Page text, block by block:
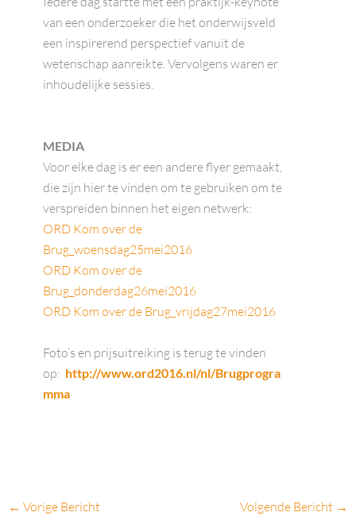
van een onderzoeker die het onderwijsveld
een inspirerend perspectief vanuit de
wetenschap aanreikte. Vervolgens waren er
inhoudelijke sessies.
MEDIA
Voor elke dag is er een andere flyer gemaakt,
die zijn hier te vinden om te gebruiken om te
verspreiden binnen het eigen netwerk:
ORD Kom over de
Brug_woensdag25mei2016
ORD Kom over de
Brug_donderdag26mei2016
ORD Kom over de Brug_vrijdag27mei2016
Foto’s en prijsuitreiking is terug te vinden
op: http://www.ord2016.nl/nl/Brugprogra
mma
← Vorige Bericht Volgende Bericht →